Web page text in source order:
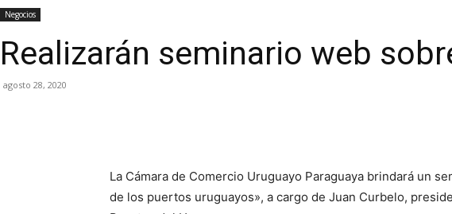
Negocios
Realizarán seminario web
agosto 28, 2020
La Cámara de Comercio Uruguayo Paraguaya brindará un
de los puertos uruguayos», a cargo de Juan Curbelo,